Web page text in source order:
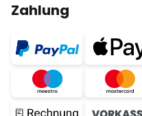
Zahlung